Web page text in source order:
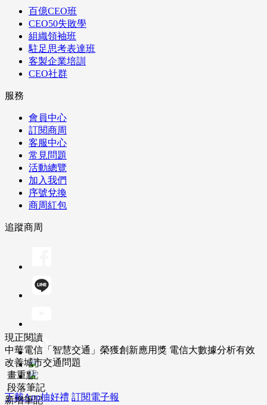
百億CEO班
CEO50失敗學
組織領袖班
駐足思考表達班
客製企業培訓
CEO社群
服務
會員中心
訂閱商周
客服中心
常見問題
活動總覽
加入我們
序號兌換
商周紅包
追蹤商周
下載App抽好禮 訂閱電子報
現正閱讀
中華電信「智慧交通」榮獲創新應用獎 電信大數據分析有效
改善城市交通問題
畫重點
段落筆記
新增筆記